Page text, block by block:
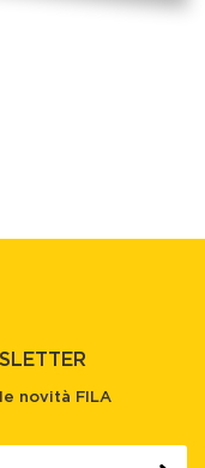
novità FILA